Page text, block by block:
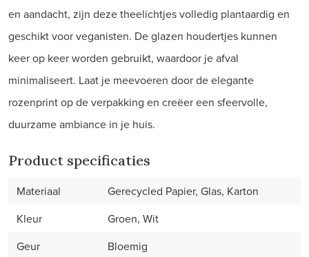
en aandacht, zijn deze theelichtjes volledig plantaardig en
geschikt voor veganisten. De glazen houdertjes kunnen
keer op keer worden gebruikt, waardoor je afval
minimaliseert. Laat je meevoeren door de elegante
rozenprint op de verpakking en creëer een sfeervolle,
duurzame ambiance in je huis.
Product specificaties
Materiaal
Gerecycled Papier, Glas, Karton
Kleur
Groen, Wit
Geur
Bloemig